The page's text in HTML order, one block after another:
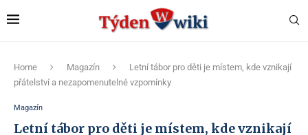
Home Magazín
Letní tábor pro děti je místem, kde vznikají
přátelství a nezapomenutelné vzpomínky
Magazín
Letní tábor pro děti je místem, kde vznikají